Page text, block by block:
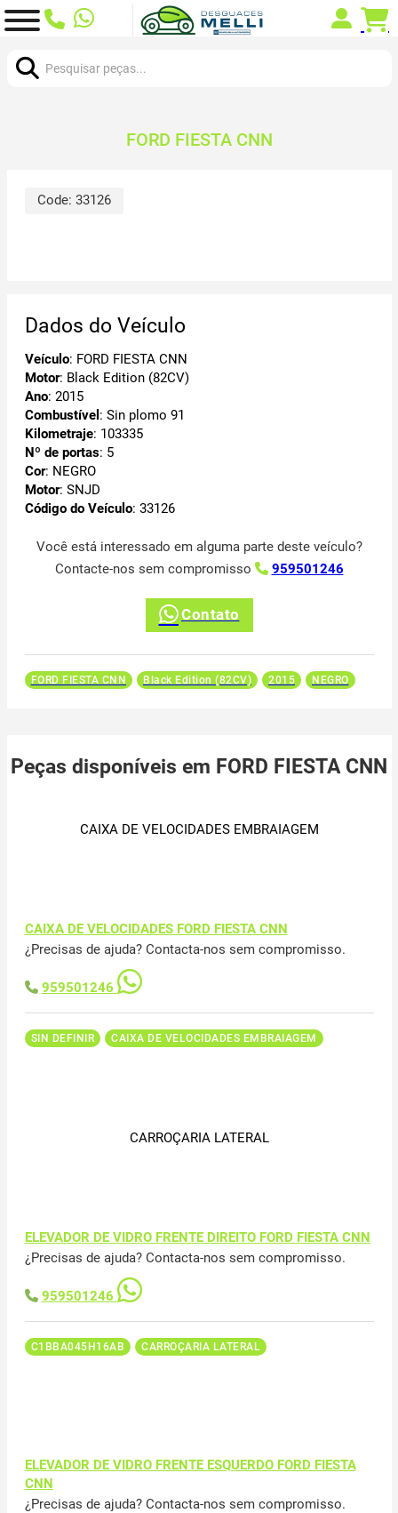
FORD FIESTA CNN
Code: 33126
Dados do Veículo
Veículo: FORD FIESTA CNN
Motor: Black Edition (82CV)
Ano: 2015
Combustível : Sin plomo 91
Kilometraje: 103335
Nº de portas: 5
Cor: NEGRO
Motor: SNJD
Código do Veículo: 33126
Você está interessado em alguma parte deste veículo?
Contacte-nos sem compromisso
959501246
Contato
FORD FIESTA CNN Black Edition (82CV) 2015 NEGRO
Peças disponíveis em FORD FIESTA CNN
CAIXA DE VELOCIDADES EMBRAIAGEM
CAIXA DE VELOCIDADES FORD FIESTA CNN
¿Precisas de ajuda? Contacta-nos sem compromisso.
959501246
SIN DEFINIR CAIXA DE VELOCIDADES EMBRAIAGEM
CARROÇARIA LATERAL
ELEVADOR DE VIDRO FRENTE DIREITO FORD FIESTA CNN
¿Precisas de ajuda? Contacta-nos sem compromisso.
959501246
C1BBA045H16AB CARROÇARIA LATERAL
ELEVADOR DE VIDRO FRENTE ESQUERDO FORD FIESTA
CNN
¿Precisas de ajuda? Contacta-nos sem compromisso.